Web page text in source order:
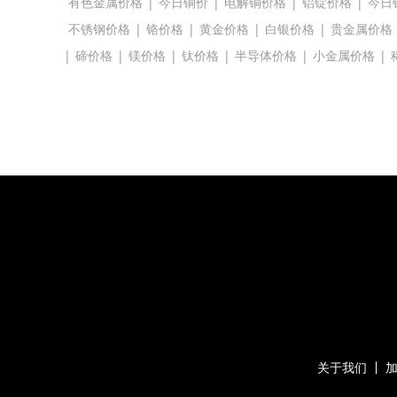
不锈钢价格 | 铬价格 | 黄金价格 | 白银价格 | 贵金属价格
| 碲价格 | 镁价格 | 钛价格 | 半导体价格 | 小金属价格 |
关于我们